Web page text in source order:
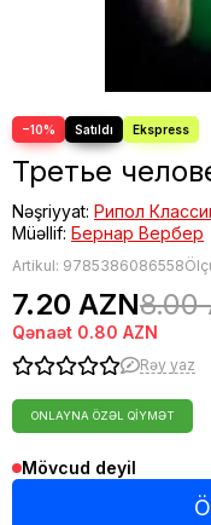
−10%
Третье
Nəşriyyat: Рипол
Müəllif: Бернар Вербер
Artikul: 9785386086558
7.20 AZN8.00
Qənaət 0.80 AZN
Rəy yaz
ONLAYNA ÖZƏL QIYMƏT
Mövcud deyil